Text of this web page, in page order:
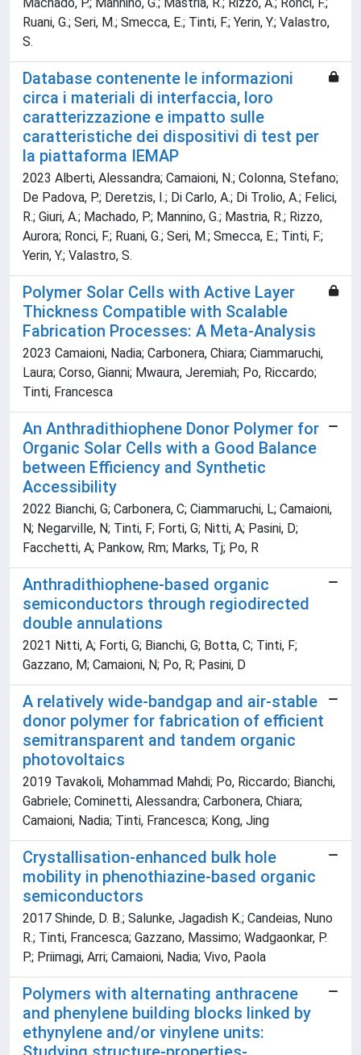
Machado, P.; Mannino, G.; Mastria, R.; Rizzo, A.; Ronci, F.;
Ruani, G.; Seri, M.; Smecca, E.; Tinti, F.; Yerin, Y.; Valastro,
S.
Database contenente le informazioni
circa i materiali di interfaccia, loro
caratterizzazione e impatto sulle
caratteristiche dei dispositivi di test per
la piattaforma IEMAP
2023 Alberti, Alessandra; Camaioni, N.; Colonna, Stefano;
De Padova, P.; Deretzis, I.; Di Carlo, A.; Di Trolio, A.; Felici,
R.; Giuri, A.; Machado, P.; Mannino, G.; Mastria, R.; Rizzo,
Aurora; Ronci, F.; Ruani, G.; Seri, M.; Smecca, E.; Tinti, F.;
Yerin, Y.; Valastro, S.
Polymer Solar Cells with Active Layer
Thickness Compatible with Scalable
Fabrication Processes: A Meta‐Analysis
2023 Camaioni, Nadia; Carbonera, Chiara; Ciammaruchi,
Laura; Corso, Gianni; Mwaura, Jeremiah; Po, Riccardo;
Tinti, Francesca
An Anthradithiophene Donor Polymer for
Organic Solar Cells with a Good Balance
between Efficiency and Synthetic
Accessibility
2022 Bianchi, G; Carbonera, C; Ciammaruchi, L; Camaioni,
N; Negarville, N; Tinti, F; Forti, G; Nitti, A; Pasini, D;
Facchetti, A; Pankow, Rm; Marks, Tj; Po, R
Anthradithiophene-based organic
semiconductors through regiodirected
double annulations
2021 Nitti, A; Forti, G; Bianchi, G; Botta, C; Tinti, F;
Gazzano, M; Camaioni, N; Po, R; Pasini, D
A relatively wide-bandgap and air-stable
donor polymer for fabrication of efficient
semitransparent and tandem organic
photovoltaics
2019 Tavakoli, Mohammad Mahdi; Po, Riccardo; Bianchi,
Gabriele; Cominetti, Alessandra; Carbonera, Chiara;
Camaioni, Nadia; Tinti, Francesca; Kong, Jing
Crystallisation-enhanced bulk hole
mobility in phenothiazine-based organic
semiconductors
2017 Shinde, D. B.; Salunke, Jagadish K.; Candeias, Nuno
R.; Tinti, Francesca; Gazzano, Massimo; Wadgaonkar, P.
P.; Priimagi, Arri; Camaioni, Nadia; Vivo, Paola
Polymers with alternating anthracene
and phenylene building blocks linked by
ethynylene and/or vinylene units: